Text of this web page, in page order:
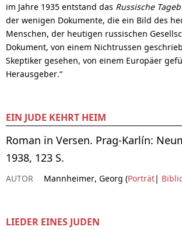
im Jahre 1935 entstand das Russische
der wenigen Dokumente, die ein Bild des
Menschen, der heutigen russischen
Dokument, von einem Nichtrussen
Skeptiker gesehen, von einem Europäer
Herausgeber.“
EIN JUDE KEHRT HEIM
Roman in Versen. Prag-Karlín:
1938, 123 S.
AUTOR Mannheimer, Georg (Porträt|
LIEDER EINES JUDEN